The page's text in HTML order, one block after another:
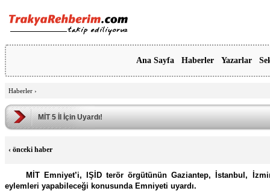
Ana Sayfa Haberler Yazarlar
Haberler ›
MİT 5 İl İçin Uyardı!
‹ önceki haber
MİT Emniyet’i, IŞİD terör örgütünün Gaziantep, İstanbul,
eylemleri yapabileceği konusunda Emniyeti uyardı.